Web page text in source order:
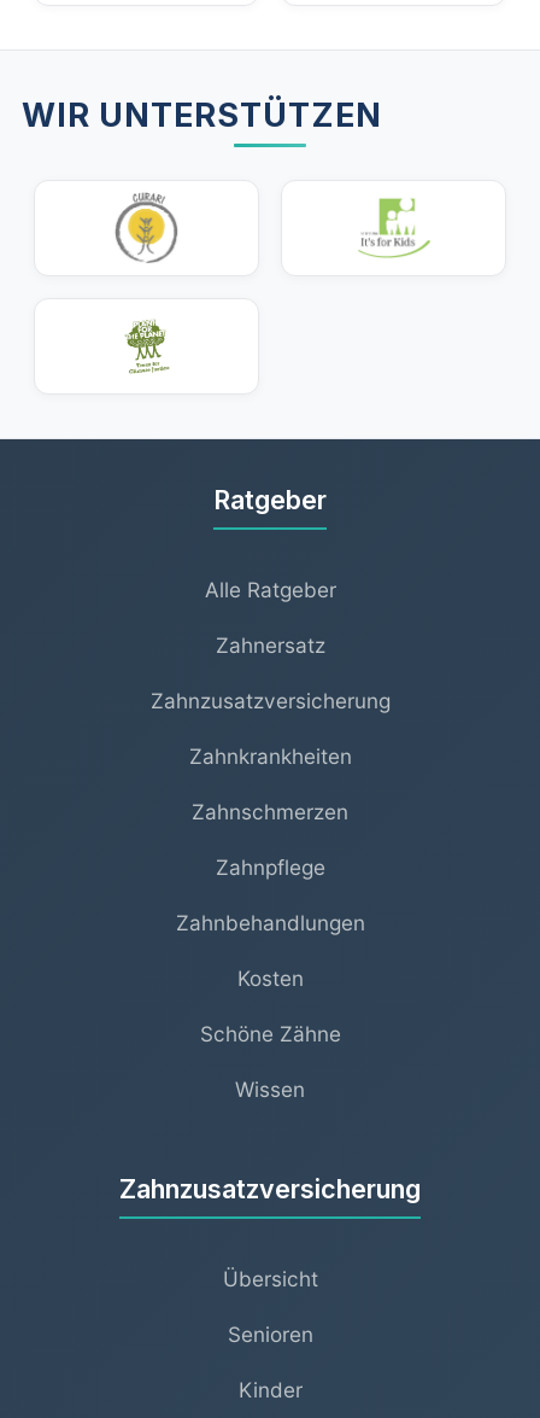
WIR UNTERSTÜTZEN
Ratgeber
Alle Ratgeber
Zahnersatz
Zahnzusatzversicherung
Zahnkrankheiten
Zahnschmerzen
Zahnpflege
Zahnbehandlungen
Kosten
Schöne Zähne
Wissen
Zahnzusatzversicherung
Übersicht
Senioren
Kinder